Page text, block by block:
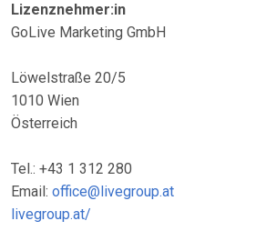
Lizenznehmer:in
GoLive Marketing GmbH
Löwelstraße 20/5
1010 Wien
Österreich
Tel.: +43 1 312 280
Email: office@livegroup.at
livegroup.at/